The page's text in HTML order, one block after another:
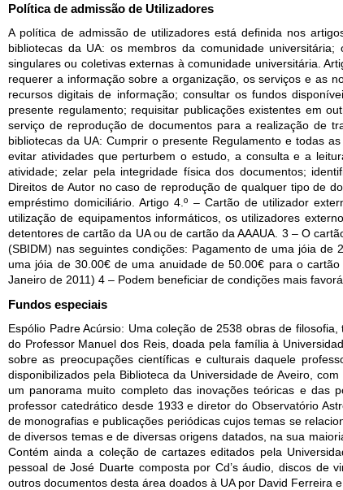
Política de admissão de Utilizadores
A política de admissão de utilizadores está definida nos
bibliotecas da UA: os membros da comunidade
singulares ou coletivas externas à comunidade universitária.
requerer a informação sobre a organização, os serviços e as
recursos digitais de informação; consultar os fundos
presente regulamento; requisitar publicações existentes em
serviço de reprodução de documentos para a realização de
bibliotecas da UA: Cumprir o presente Regulamento e todas
evitar atividades que perturbem o estudo, a consulta e a
atividade; zelar pela integridade física dos documentos;
Direitos de Autor no caso de reprodução de qualquer tipo de
empréstimo domiciliário. Artigo 4.º – Cartão de utilizador
utilização de equipamentos informáticos, os utilizadores
detentores de cartão da UA ou de cartão da AAAUA. 3 – O
(SBIDM) nas seguintes condições: Pagamento de uma jóia
uma jóia de 30.00€ de uma anuidade de 50.00€ para o
Janeiro de 2011) 4 – Podem beneficiar de condições mais
Fundos especiais
Espólio Padre Acúrsio: Uma coleção de 2538 obras de
do Professor Manuel dos Reis, doada pela família à
sobre as preocupações científicas e culturais daquele
disponibilizados pela Biblioteca da Universidade de Aveiro,
um panorama muito completo das inovações teóricas e das
professor catedrático desde 1933 e diretor do Observatório
de monografias e publicações periódicas cujos temas se
de diversos temas e de diversas origens datados, na sua
Contém ainda a coleção de cartazes editados pela
pessoal de José Duarte composta por Cd’s áudio, discos de
outros documentos desta área doados à UA por David Ferreira